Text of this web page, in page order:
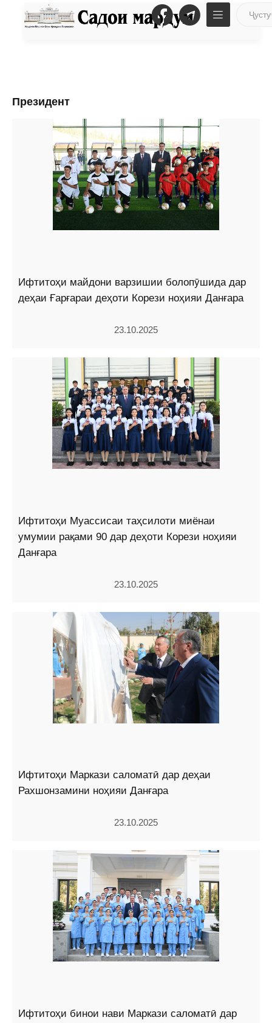
Президент
Ифтитоҳи майдони варзишии болопӯшида дар
деҳаи Ғарғараи деҳоти Корези ноҳияи Данғара
23.10.2025
Ифтитоҳи Муассисаи таҳсилоти миёнаи
умумии рақами 90 дар деҳоти Корези ноҳияи
Данғара
23.10.2025
Ифтитоҳи Маркази саломатӣ дар деҳаи
Рахшонзамини ноҳияи Данғара
23.10.2025
Ифтитоҳи бинои нави Маркази саломатӣ дар